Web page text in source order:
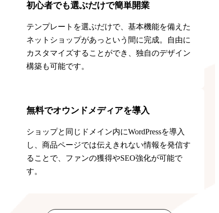
初心者でも選ぶだけで簡単開業
テンプレートを選ぶだけで、基本機能を備えた
ネットショップがあっという間に完成。自由に
カスタマイズすることができ、独自のデザイン
構築も可能です。
無料でオウンドメディアを導入
ショップと同じドメイン内にWordPressを導入
し、商品ページでは伝えきれない情報を発信す
ることで、ファンの獲得やSEO強化が可能で
す。